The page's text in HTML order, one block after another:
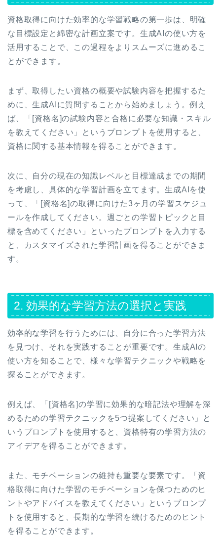
資格取得に向けた効率的な学習戦略の第一歩は、明確
な目標設定と綿密な計画立案です。生成AIの使い方を
活用することで、この過程をよりスムーズに進めるこ
とができます。
まず、取得したい資格の概要や試験内容を把握するた
めに、生成AIに質問することから始めましょう。例え
ば、「[資格名]の試験内容と合格に必要な知識・スキル
を教えてください」というプロンプトを使用すると、
資格に関する基本情報を得ることができます。
次に、自分の現在の知識レベルと目標達成までの期間
を考慮し、具体的な学習計画を立てます。生成AIを使
って、「[資格名]の取得に向けた3ヶ月の学習スケジュ
ールを作成してください。週ごとの学習トピックと目
標を含めてください」といったプロンプトを入力する
と、カスタマイズされた学習計画を得ることができま
す。
2. 効果的な学習方法の選択と実践
効率的な学習を行うためには、自分に合った学習方法
を見つけ、それを実践することが重要です。生成AIの
使い方を知ることで、様々な学習テクニックや戦略を
探ることができます。
例えば、「[資格名]の学習に効果的な暗記法や理解を深
めるための学習テクニックを5つ提案してください」と
いうプロンプトを使用すると、資格特有の学習方法の
アイデアを得ることができます。
また、モチベーションの維持も重要な要素です。「資
格取得に向けた学習のモチベーションを保つためのヒ
ントやアドバイスを教えてください」というプロンプ
トを使用すると、長期的な学習を続けるためのヒント
を得ることができます。